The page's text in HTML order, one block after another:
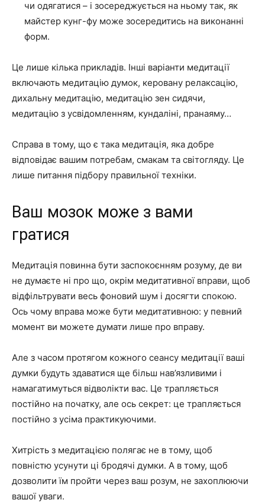
чи одягатися – і зосереджується на ньому так, як
майстер кунг-фу може зосередитись на виконанні
форм.
Це лише кілька прикладів. Інші варіанти медитації
включають медитацію думок, керовану релаксацію,
дихальну медитацію, медитацію зен сидячи,
медитацію з усвідомленням, кундаліні, пранаяму…
Справа в тому, що є така медитація, яка добре
відповідає вашим потребам, смакам та світогляду. Це
лише питання підбору правильної техніки.
Ваш мозок може з вами
гратися
Медитація повинна бути заспокоєнням розуму, де ви
не думаєте ні про що, окрім медитативної вправи, щоб
відфільтрувати весь фоновий шум і досягти спокою.
Ось чому вправа може бути медитативною: у певний
момент ви можете думати лише про вправу.
Але з часом протягом кожного сеансу медитації ваші
думки будуть здаватися ще більш нав’язливими і
намагатимуться відволікти вас. Це трапляється
постійно на початку, але ось секрет: це трапляється
постійно з усіма практикуючими.
Хитрість з медитацією полягає не в тому, щоб
повністю усунути ці бродячі думки. А в тому, щоб
дозволити їм пройти через ваш розум, не захоплюючи
вашої уваги.